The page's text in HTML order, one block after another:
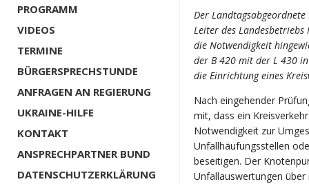
PROGRAMM
VIDEOS
TERMINE
BÜRGERSPRECHSTUNDE
ANFRAGEN AN REGIERUNG
UKRAINE-HILFE
KONTAKT
ANSPRECHPARTNER BUND
DATENSCHUTZERKLÄRUNG
Der
Leiter des
die Notwendigkeit
der B 420 mit der L 430
die Einrichtung eines
Nach eingehender
mit, dass ein
Notwendigkeit zur
Unfallhäufungsstellen
beseitigen. Der
Unfallauswertungen